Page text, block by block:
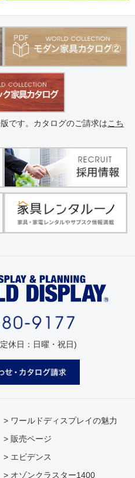
です。カタログのご請求はこち
休日：日曜・祝日)
> ワールドディスプレイの魅力
> 販売ページ
> エビデンス
> オゾンクラスター1400